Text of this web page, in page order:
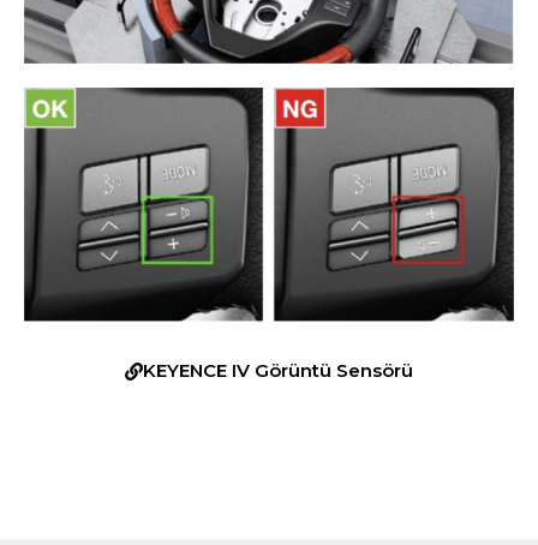
KEYENCE IV Görüntü Sensörü